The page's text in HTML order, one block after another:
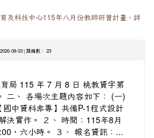
及科技中心115年八月份教師研習計畫，詳
08-03 | 點閱數： 23
局 115 年 7 月 8 日 桃教資字第
二、 各場次主題內容如下： (一)
中資科非專】共備P-1程式設計
決實作。 ２、 時間：115年8月
，六小時。 ３、 報名資訊：...